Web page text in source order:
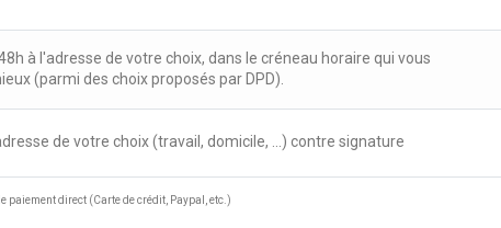
à l'adresse de votre choix, dans le créneau horaire qui vous
(parmi des choix proposés par DPD).
de votre choix (travail, domicile, ...) contre signature
paiement direct (Carte de crédit, Paypal, etc.)